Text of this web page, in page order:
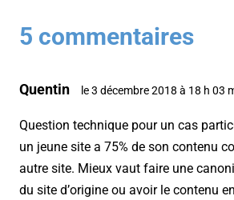
5 commentaires
Quentin le 3 décembre 2018 à 18 h 03
Question technique pour un cas
un jeune site a 75% de son contenu
autre site. Mieux vaut faire une
du site d’origine ou avoir le contenu